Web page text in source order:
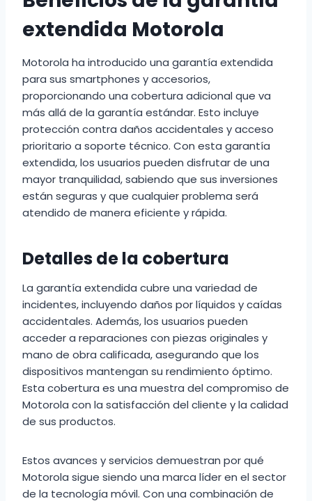
extendida Motorola
Motorola ha introducido una garantía extendida
para sus smartphones y accesorios,
proporcionando una cobertura adicional que va
más allá de la garantía estándar. Esto incluye
protección contra daños accidentales y acceso
prioritario a soporte técnico. Con esta garantía
extendida, los usuarios pueden disfrutar de una
mayor tranquilidad, sabiendo que sus inversiones
están seguras y que cualquier problema será
atendido de manera eficiente y rápida.
Detalles de la cobertura
La garantía extendida cubre una variedad de
incidentes, incluyendo daños por líquidos y caídas
accidentales. Además, los usuarios pueden
acceder a reparaciones con piezas originales y
mano de obra calificada, asegurando que los
dispositivos mantengan su rendimiento óptimo.
Esta cobertura es una muestra del compromiso de
Motorola con la satisfacción del cliente y la calidad
de sus productos.
Estos avances y servicios demuestran por qué
Motorola sigue siendo una marca líder en el sector
de la tecnología móvil. Con una combinación de